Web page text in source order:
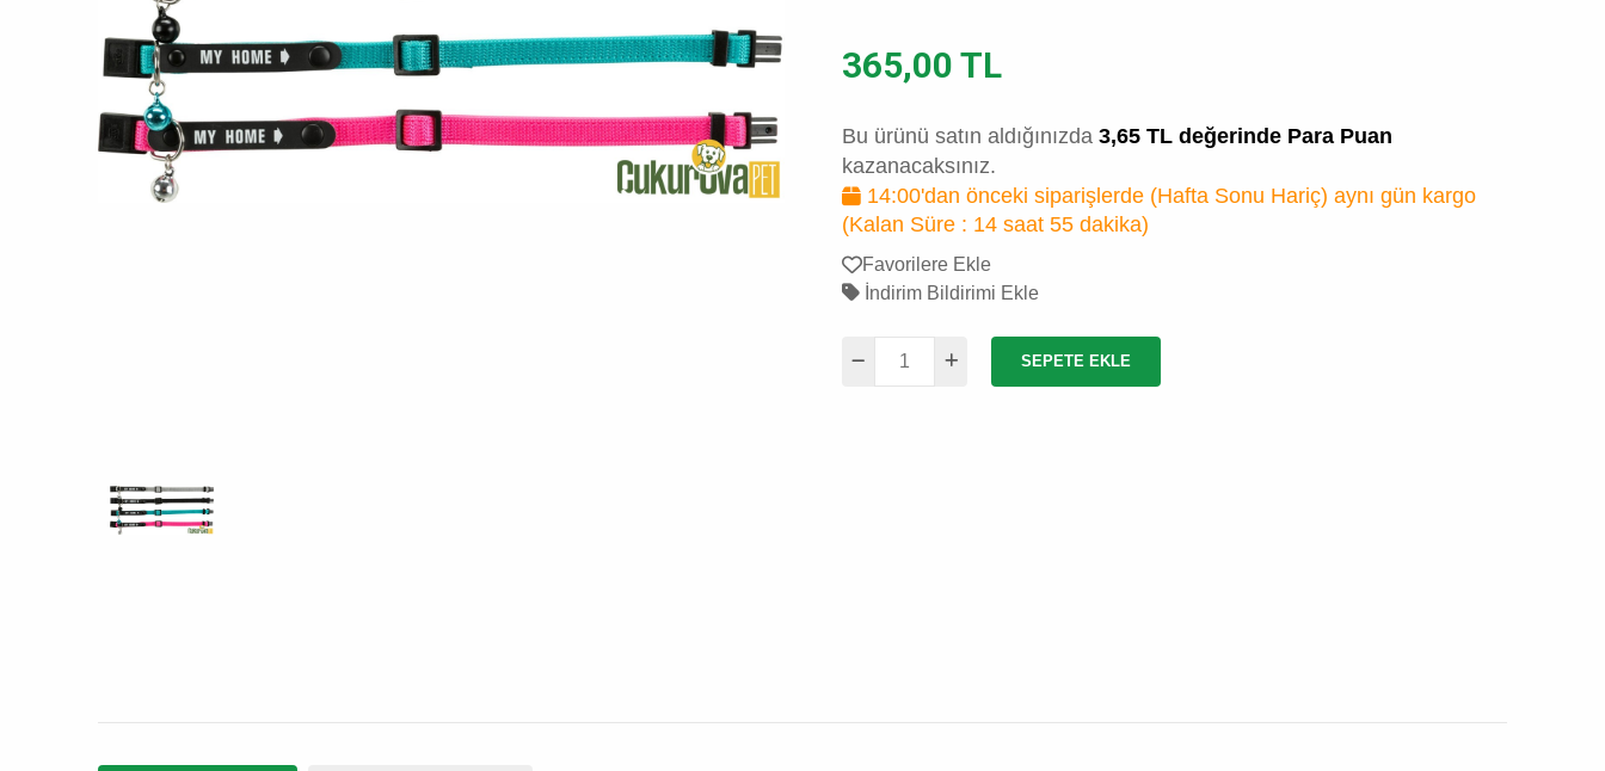
365,00 TL
Bu ürünü satın aldığınızda 3,65 TL değerinde Para Puan
kazanacaksınız.
14:00'dan önceki siparişlerde (Hafta Sonu Hariç) aynı gün kargo
(Kalan Süre : 14 saat 55 dakika)
Favorilere Ekle
İndirim Bildirimi Ekle
SEPETE EKLE